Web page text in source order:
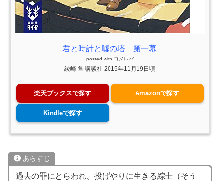
君と時計と嘘の塔 第一幕
posted with ヨメレバ
綾崎 隼 講談社 2015年11月19日頃
楽天ブックスで探す Amazonで探す
Kindleで探す
あらすじ
過去の罪にとらわれ、投げやりに生きる綜士（そう